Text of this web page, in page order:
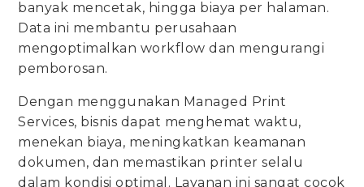
banyak mencetak, hingga biaya per halaman.
Data ini membantu perusahaan
mengoptimalkan workflow dan mengurangi
pemborosan.
Dengan menggunakan Managed Print
Services, bisnis dapat menghemat waktu,
menekan biaya, meningkatkan keamanan
dokumen, dan memastikan printer selalu
dalam kondisi optimal. Layanan ini sangat cocok